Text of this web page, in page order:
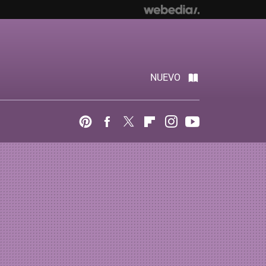
NUEVO
PinterestFacebook
Twitter FlipboardInstagram